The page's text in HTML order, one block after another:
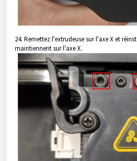
24. Remettez l'extrudeuse sur l'axe X et
maintiennent sur l'axe X.